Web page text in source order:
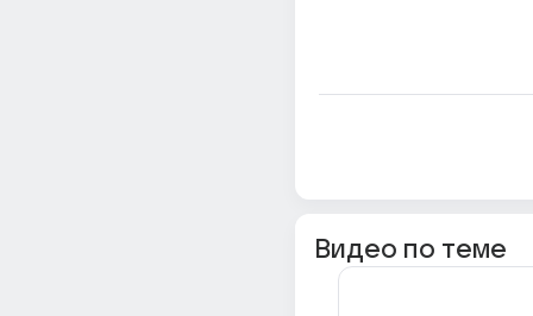
Видео по теме